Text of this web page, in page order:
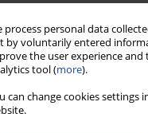
process personal data
by voluntarily entered
the user experience
tool (more).
can change cookies
klastrowe: skuteczne
- województwo
Kierunki i polityka